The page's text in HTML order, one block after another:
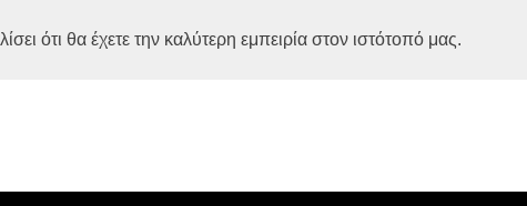
ότι θα έχετε την καλύτερη εμπειρία στον ιστότοπό μας.